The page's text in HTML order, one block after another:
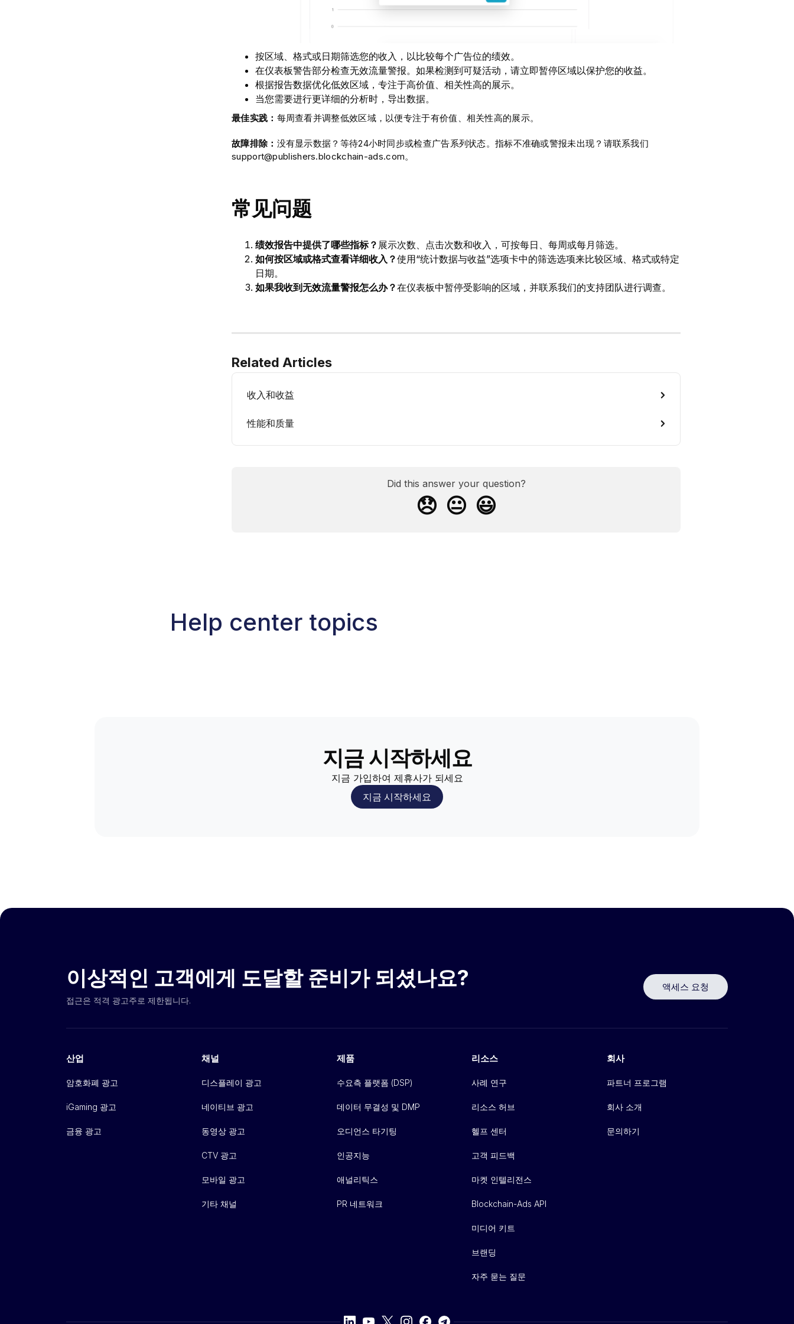
按区域、格式或日期筛选您的收入，以比较每个广告位的绩效。
在仪表板警告部分检查无效流量警报。如果检测到可疑活动，请立即暂停区域以保护您的收益。
根据报告数据优化低效区域，专注于高价值、相关性高的展示。
当您需要进行更详细的分析时，导出数据。
最佳实践： 每周查看并调整低效区域，以便专注于有价值、相关性高的展示。
故障排除： 没有显示数据？等待24小时同步或检查广告系列状态。指标不准确或警报未出现？请联系我们
support@publishers.blockchain-ads.com。
常见问题
绩效报告中提供了哪些指标？ 展示次数、点击次数和收入，可按每日、每周或每月筛选。
如何按区域或格式查看详细收入？使用“统计数据与收益”选项卡中的筛选选项来比较区域、格式或特定
日期。
如果我收到无效流量警报怎么办？在仪表板中暂停受影响的区域，并联系我们的支持团队进行调查。
Related Articles
收入和收益
性能和质量
Did this answer your question?
😞 😐 😃
Help center topics
지금 시작하세요
지금 가입하여 제휴사가 되세요
지금 시작하세요
이상적인 고객에게 도달할 준비가 되셨나요?
접근은 적격 광고주로 제한됩니다.
액세스 요청
산업
암호화폐 광고
iGaming 광고
금융 광고
채널
디스플레이 광고
네이티브 광고
동영상 광고
CTV 광고
모바일 광고
기타 채널
제품
수요측 플랫폼 (DSP)
데이터 무결성 및 DMP
오디언스 타기팅
인공지능
애널리틱스
PR 네트워크
리소스
사례 연구
리소스 허브
헬프 센터
고객 피드백
마켓 인텔리전스
Blockchain-Ads API
미디어 키트
브랜딩
자주 묻는 질문
회사
파트너 프로그램
회사 소개
문의하기